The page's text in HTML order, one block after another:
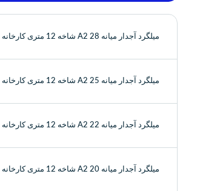
میلگرد آجدار میانه 28 A2 شاخه 12 متری کارخانه
میلگرد آجدار میانه 25 A2 شاخه 12 متری کارخانه
میلگرد آجدار میانه 22 A2 شاخه 12 متری کارخانه
میلگرد آجدار میانه 20 A2 شاخه 12 متری کارخانه